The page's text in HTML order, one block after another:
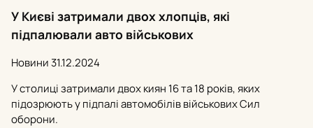
У Києві затримали двох хлопців, які
підпалювали авто військових
Новини 31.12.2024
У столиці затримали двох киян 16 та 18 років, яких
підозрюють у підпалі автомобілів військових Сил
оборони.